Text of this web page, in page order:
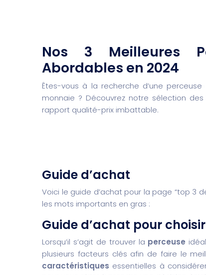
Nos 3 Meilleures
Abordables en 2024
Êtes-vous à la recherche d’une
monnaie ? Découvrez notre sélection
rapport qualité-prix imbattable.
Guide d’achat
Voici le guide d’achat pour la page “top 3
les mots importants en gras :
Guide d’achat pour
Lorsqu’il s’agit de trouver la perceuse
plusieurs facteurs clés afin de faire le
caractéristiques essentielles à